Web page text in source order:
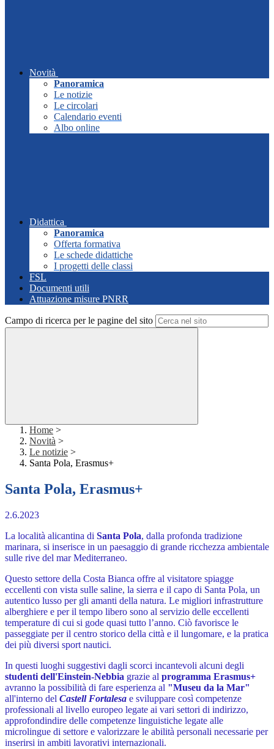
Novità
Panoramica
Le notizie
Le circolari
Calendario eventi
Albo online
Didattica
Panoramica
Offerta formativa
Le schede didattiche
I progetti delle classi
FSL
Documenti utili
Attuazione misure PNRR
Campo di ricerca per le pagine del sito
Home >
Novità >
Le notizie >
Santa Pola, Erasmus+
Santa Pola, Erasmus+
2.6.2023
La località alicantina di Santa Pola, dalla profonda tradizione
marinara, si inserisce in un paesaggio di grande ricchezza ambientale
sulle rive del mar Mediterraneo.
Questo settore della Costa Bianca offre al visitatore spiagge
eccellenti con vista sulle saline, la sierra e il capo di Santa Pola, un
autentico lusso per gli amanti della natura. Le migliori infrastrutture
alberghiere e per il tempo libero sono al servizio delle eccellenti
temperature di cui si gode quasi tutto l’anno. Ciò favorisce le
passeggiate per il centro storico della città e il lungomare, e la pratica
dei più diversi sport nautici.
In questi luoghi suggestivi dagli scorci incantevoli alcuni degli
studenti dell'Einstein-Nebbia grazie al programma Erasmus+
avranno la possibilità di fare esperienza al "Museu da la Mar"
all'interno del Castell Fortalesa e sviluppare così competenze
professionali al livello europeo legate ai vari settori di indirizzo,
approfondindire delle competenze linguistiche legate alle
microlingue di settore e valorizzare le abilità personali necessarie per
inserirsi in ambiti lavorativi internazionali.